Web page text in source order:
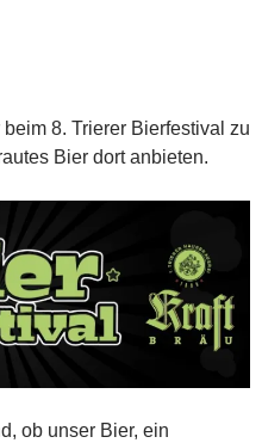
8. Trierer Bierfestival zu
Bier dort anbieten.
ob unser Bier, ein